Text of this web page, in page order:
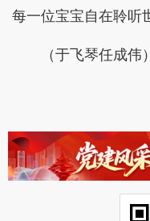
每一位宝宝自在聆听
（于飞琴任成伟）